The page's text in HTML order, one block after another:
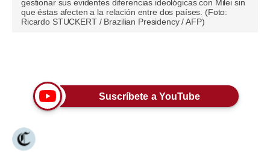
Pregunta de hoy
Blogs
Viajes
Estilos
gestionar sus evidentes diferencias ideológicas con Milei sin
que éstas afecten a la relación entre dos países. (Foto:
Ricardo STUCKERT / Brazilian Presidency / AFP)
Suscríbete a YouTube